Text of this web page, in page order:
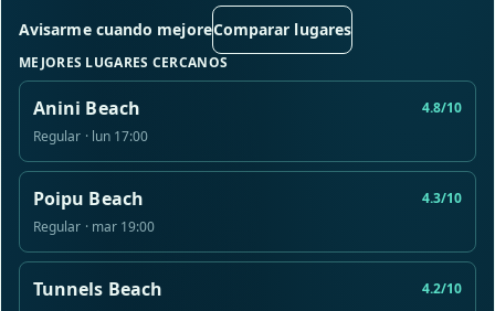
Avisarme cuando mejoreComparar lugares
MEJORES LUGARES CERCANOS
Anini Beach
4.8/10
Regular · lun 17:00
Poipu Beach
4.3/10
Regular · mar 19:00
Tunnels Beach
4.2/10